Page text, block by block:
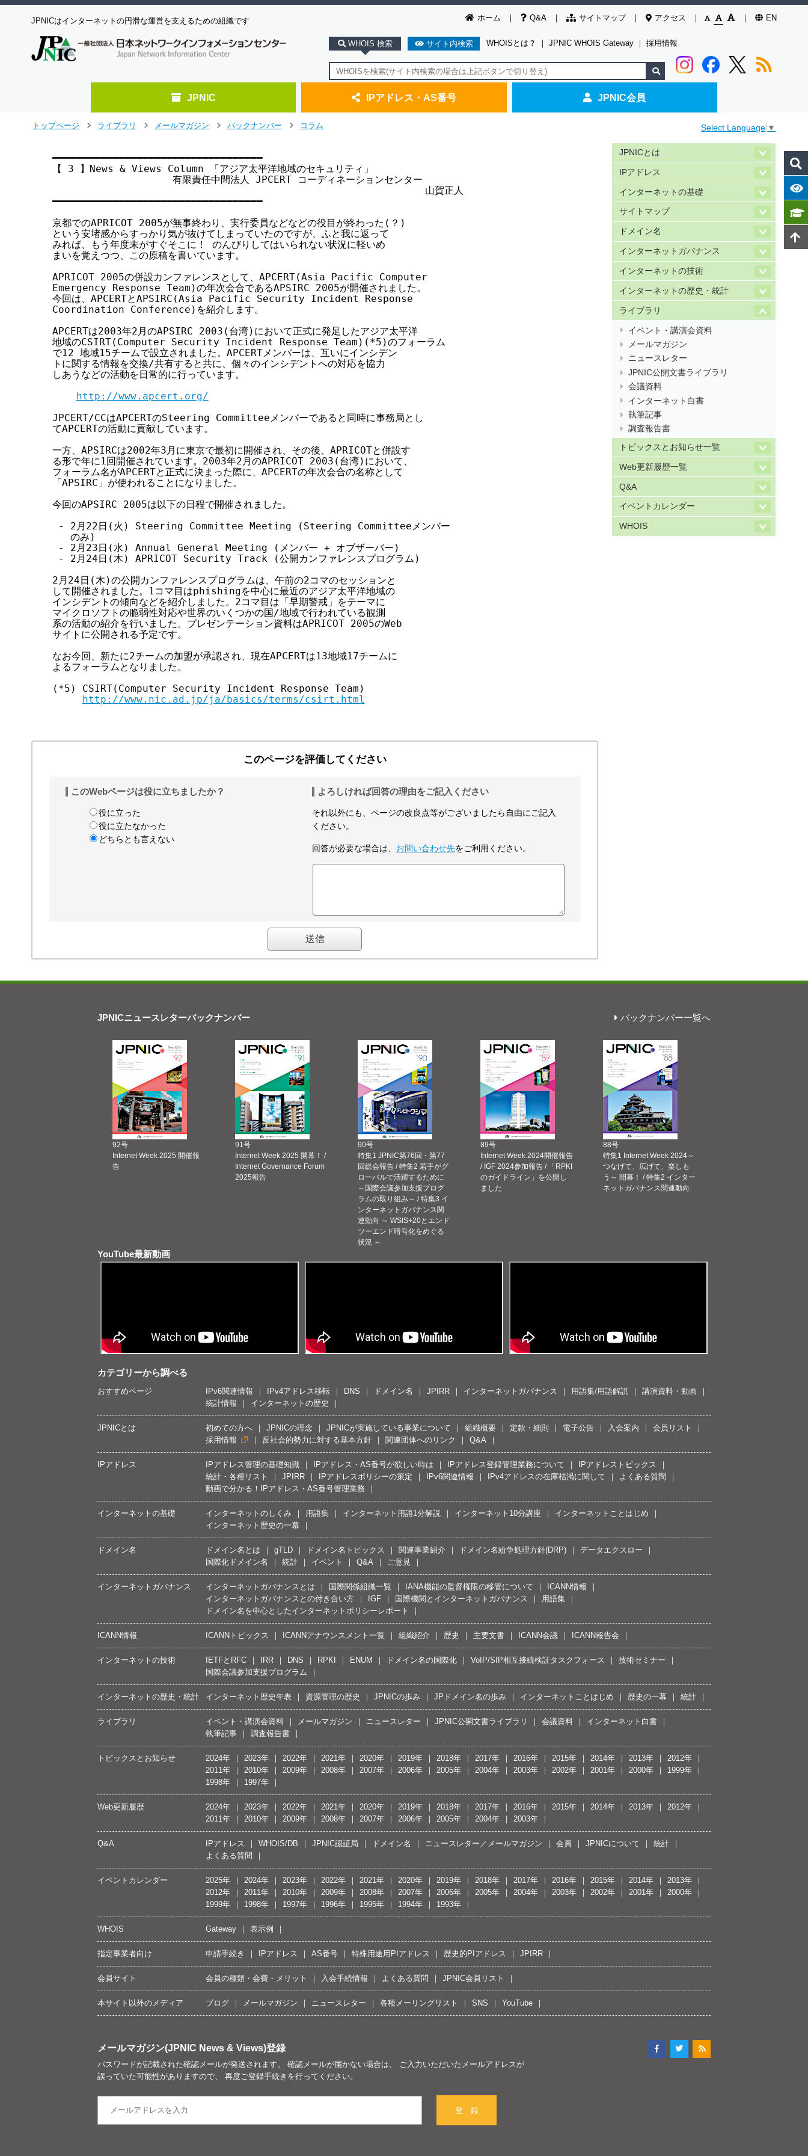
ホーム Q&A サイトマップ アクセス EN
JPNICはインターネットの円滑な運営を支えるための組織です
WHOIS 検索 サイト内検索 WHOISとは？ ｜ JPNIC WHOIS Gateway ｜ 採用情報
JPNIC IPアドレス・AS番号 JPNIC会員
トップページ
ライブラリ
メールマガジン
バックナンバー
コラム Select Language ▼
━━━━━━━━━━━━━━━━━━━━━━━━━━━━━━━━━━━
【 3 】News & Views Column 「アジア太平洋地域のセキュリティ」
                    有限責任中間法人 JPCERT コーディネーションセンター
                                                              山賀正人
━━━━━━━━━━━━━━━━━━━━━━━━━━━━━━━━━━━
京都でのAPRICOT 2005が無事終わり、実行委員などなどの役目が終わった(？)
という安堵感からすっかり気が抜けてしまっていたのですが、ふと我に返って
みれば、もう年度末がすぐそこに！ のんびりしてはいられない状況に軽いめ
まいを覚えつつ、この原稿を書いています。
APRICOT 2005の併設カンファレンスとして、APCERT(Asia Pacific Computer
Emergency Response Team)の年次会合であるAPSIRC 2005が開催されました。
今回は、APCERTとAPSIRC(Asia Pacific Security Incident Response
Coordination Conference)を紹介します。
APCERTは2003年2月のAPSIRC 2003(台湾)において正式に発足したアジア太平洋
地域のCSIRT(Computer Security Incident Response Team)(*5)のフォーラム
で12 地域15チームで設立されました。APCERTメンバーは、互いにインシデン
トに関する情報を交換/共有すると共に、個々のインシデントへの対応を協力
しあうなどの活動を日常的に行っています。
http://www.apcert.org/
JPCERT/CCはAPCERTのSteering Committeeメンバーであると同時に事務局とし
てAPCERTの活動に貢献しています。
一方、APSIRCは2002年3月に東京で最初に開催され、その後、APRICOTと併設す
る形で年に1回開催されています。2003年2月のAPRICOT 2003(台湾)において、
フォーラム名がAPCERTと正式に決まった際に、APCERTの年次会合の名称として
「APSIRC」が使われることになりました。
今回のAPSIRC 2005は以下の日程で開催されました。
- 2月22日(火) Steering Committee Meeting (Steering Committeeメンバー
   のみ)
- 2月23日(水) Annual General Meeting (メンバー + オブザーバー)
- 2月24日(木) APRICOT Security Track (公開カンファレンスプログラム)
2月24日(木)の公開カンファレンスプログラムは、午前の2コマのセッションと
して開催されました。1コマ目はphishingを中心に最近のアジア太平洋地域の
インシデントの傾向などを紹介しました。2コマ目は「早期警戒」をテーマに
マイクロソフトの脆弱性対応や世界のいくつかの国/地域で行われている観測
系の活動の紹介を行いました。プレゼンテーション資料はAPRICOT 2005のWeb
サイトに公開される予定です。
なお今回、新たに2チームの加盟が承認され、現在APCERTは13地域17チームに
よるフォーラムとなりました。
(*5) CSIRT(Computer Security Incident Response Team)
http://www.nic.ad.jp/ja/basics/terms/csirt.html
JPNICとは
IPアドレス
インターネットの基礎
サイトマップ
ドメイン名
インターネットガバナンス
インターネットの技術
インターネットの歴史・統計
ライブラリ
イベント・講演会資料
メールマガジン
ニュースレター
JPNIC公開文書ライブラリ
会議資料
インターネット白書
執筆記事
調査報告書
トピックスとお知らせ一覧
Web更新履歴一覧
Q&A
イベントカレンダー
WHOIS
このページを評価してください
このWebページは役に立ちましたか？
役に立った
役に立たなかった
どちらとも言えない
よろしければ回答の理由をご記入ください
それ以外にも、ページの改良点等がございましたら自由にご記入
ください。
回答が必要な場合は、 お問い合わせ先をご利用ください。
JPNICニュースレターバックナンバー バックナンバー一覧へ
92号
Internet Week 2025 開催報
告
91号
Internet Week 2025 開幕！ /
Internet Governance Forum
2025報告
90号
特集1 JPNIC第76回・第77
回総会報告 / 特集2 若手がグ
ローバルで活躍するために
～国際会議参加支援プログ
ラムの取り組み～ / 特集3 イ
ンターネットガバナンス関
連動向 ～ WSIS+20とエンド
ツーエンド暗号化をめぐる
状況 ～
89号
Internet Week 2024開催報告
/ IGF 2024参加報告 / 「RPKI
のガイドライン」を公開し
ました
88号
特集1 Internet Week 2024～
つなげて、広げて、楽しも
う～ 開幕！ / 特集2 インター
ネットガバナンス関連動向
YouTube最新動画
カテゴリーから調べる
おすすめページ IPv6関連情報 IPv4アドレス移転 DNS ドメイン名 JPIRR インターネットガバナンス 用語集/用語解説
講演資料・動画
統計情報
インターネットの歴史
JPNICとは 初めての方へ JPNICの理念 JPNICが実施している事業について 組織概要 定款・細則 電子公告 入会案内
会員リスト
採用情報
反社会的勢力に対する基本方針 関連団体へのリンク Q&A
IPアドレス IPアドレス管理の基礎知識 IPアドレス・AS番号が欲しい時は IPアドレス登録管理業務について
IPアドレストピックス
統計・各種リスト
JPIRR IPアドレスポリシーの策定 IPv6関連情報 IPv4アドレスの在庫枯渇に関して
よくある質問
動画で分かる！IPアドレス・AS番号管理業務
インターネットの基礎 インターネットのしくみ 用語集 インターネット用語1分解説 インターネット10分講座
インターネットことはじめ
インターネット歴史の一幕
ドメイン名 ドメイン名とは gTLD ドメイン名トピックス 関連事業紹介 ドメイン名紛争処理方針(DRP)
データエクスロー
国際化ドメイン名
統計 イベント Q&A ご意見
インターネットガバナンス インターネットガバナンスとは 国際関係組織一覧 IANA機能の監督権限の移管について
ICANN情報
インターネットガバナンスとの付き合い方
IGF 国際機関とインターネットガバナンス
用語集
ドメイン名を中心としたインターネットポリシーレポート
ICANN情報 ICANNトピックス ICANNアナウンスメント一覧 組織紹介 歴史 主要文書 ICANN会議 ICANN報告会
インターネットの技術 IETFとRFC IRR DNS RPKI ENUM ドメイン名の国際化 VoIP/SIP相互接続検証タスクフォース
技術セミナー
国際会議参加支援プログラム
インターネットの歴史・統計 インターネット歴史年表 資源管理の歴史 JPNICの歩み JPドメイン名の歩み インターネットことはじめ 歴史の一幕 統計
ライブラリ イベント・講演会資料 メールマガジン ニュースレター JPNIC公開文書ライブラリ 会議資料
インターネット白書
執筆記事
調査報告書
トピックスとお知らせ 2024年 2023年 2022年 2021年 2020年 2019年 2018年 2017年 2016年 2015年 2014年 2013年
2012年
2011年
2010年 2009年 2008年 2007年 2006年 2005年 2004年 2003年 2002年 2001年 2000年
1999年
1998年
1997年
Web更新履歴 2024年 2023年 2022年 2021年 2020年 2019年 2018年 2017年 2016年 2015年 2014年 2013年
2012年
2011年
2010年 2009年 2008年 2007年 2006年 2005年 2004年 2003年
Q&A IPアドレス WHOIS/DB JPNIC認証局 ドメイン名 ニュースレター／メールマガジン 会員 JPNICについて
統計
よくある質問
イベントカレンダー 2025年 2024年 2023年 2022年 2021年 2020年 2019年 2018年 2017年 2016年 2015年 2014年
2013年
2012年
2011年 2010年 2009年 2008年 2007年 2006年 2005年 2004年 2003年 2002年 2001年
2000年
1999年
1998年 1997年 1996年 1995年 1994年 1993年
WHOIS Gateway 表示例
指定事業者向け 申請手続き IPアドレス AS番号 特殊用途用PIアドレス 歴史的PIアドレス JPIRR
会員サイト 会員の種類・会費・メリット 入会手続情報 よくある質問 JPNIC会員リスト
本サイト以外のメディア ブログ メールマガジン ニュースレター 各種メーリングリスト SNS YouTube
メールマガジン(JPNIC News & Views)登録
パスワードが記載された確認メールが発送されます。 確認メールが届かない場合は、 ご入力いただいたメールアドレスが
誤っていた可能性がありますので、 再度ご登録手続きを行ってください。
登 録